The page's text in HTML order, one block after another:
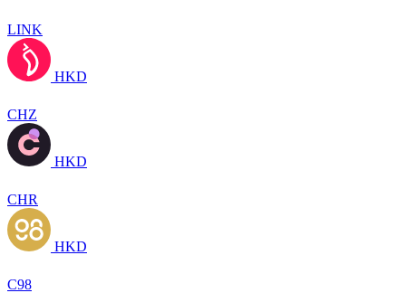
LINK
HKD
CHZ
HKD
CHR
HKD
C98